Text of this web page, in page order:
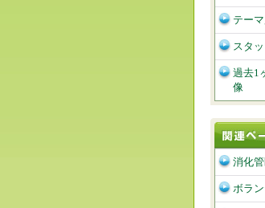
テー
スタ
過去1
像
消化
ボラ